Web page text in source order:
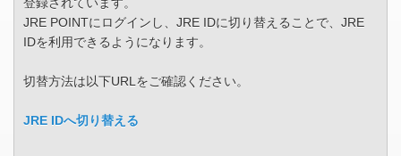
登録されています。
JRE POINTにログインし、JRE IDに切り替えることで、JRE
IDを利用できるようになります。
切替方法は以下URLをご確認ください。
JRE IDへ切り替える